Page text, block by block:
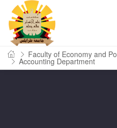
Faculty of Economy and
Accounting Department